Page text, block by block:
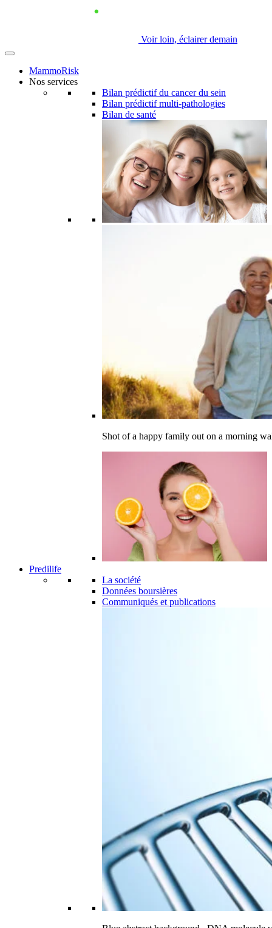
Voir loin, éclairer demain
MammoRisk
Nos services
Bilan prédictif du cancer du sein
Bilan prédictif multi-pathologies
Bilan de santé
Shot of a happy family out on a morning
Predilife
La société
Données boursières
Communiqués et publications